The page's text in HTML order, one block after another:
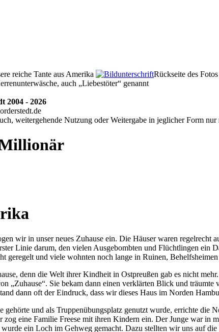
reiche Tante aus Amerika
Rückseite des
auch „Liebestöter“ genannt
2004 - 2026
weitergehende Nutzung oder Weitergabe in jeglicher Form
wir in unser neues Zuhause ein. Die Häuser waren
Linie darum, den vielen Ausgebombten und Flüchtlingen
geregelt und viele wohnten noch lange in Ruinen,
denn die Welt ihrer Kindheit in Ostpreußen gab es nicht
Zuhause . Sie bekam dann einen verklärten Blick und
dann oft der Eindruck, dass wir dieses Haus im Norden
und als Truppenübungsplatz genutzt wurde, errichte die
zog eine Familie Freese mit ihren Kindern ein. Der Junge war in
ein Loch im Gehweg gemacht. Dazu stellten wir uns auf